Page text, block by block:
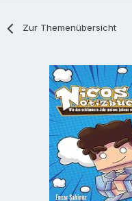
Zur Themenübersicht